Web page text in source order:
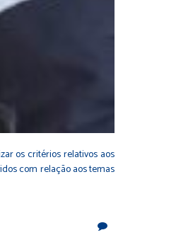
os critérios relativos aos
com relação aos temas